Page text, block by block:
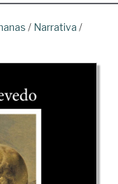
/ Narrativa /